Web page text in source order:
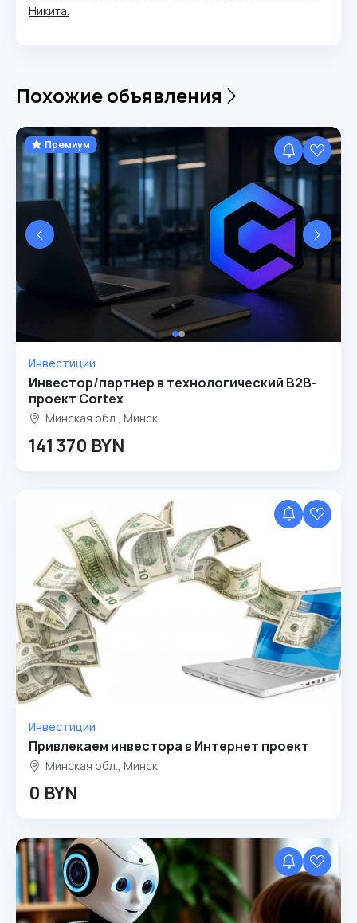
Никита.
Похожие объявления
Премиум
Инвестиции
Инвестор/партнер в технологический B2B-
проект Cortex
Минская обл., Минск
141 370 BYN
Инвестиции
Привлекаем инвестора в Интернет проект
Минская обл., Минск
0 BYN